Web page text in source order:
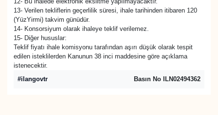
13- Verilen tekliflerin geçerlilik süresi, ihale tarihinden itibaren 120
(YüzYirmi) takvim günüdür.
14- Konsorsiyum olarak ihaleye teklif verilemez.
15- Diğer hususlar:
Teklif fiyatı ihale komisyonu tarafından aşırı düşük olarak tespit
edilen isteklilerden Kanunun 38 inci maddesine göre açıklama
istenecektir.
#ilangovtr
Basın No ILN02494362